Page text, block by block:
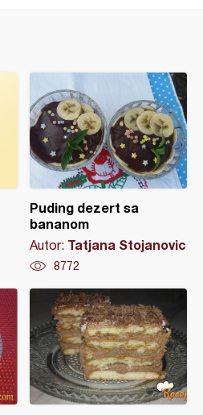
Puding dezert sa
bananom
Autor: Tatjana Stojanovic
8772